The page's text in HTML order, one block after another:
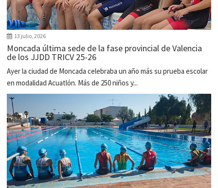
13 julio, 2026
Moncada última sede de la fase provincial de Valencia
de los JJDD TRICV 25-26
Ayer la ciudad de Moncada celebraba un año más su prueba escolar
en modalidad Acuatlón. Más de 250 niños y...